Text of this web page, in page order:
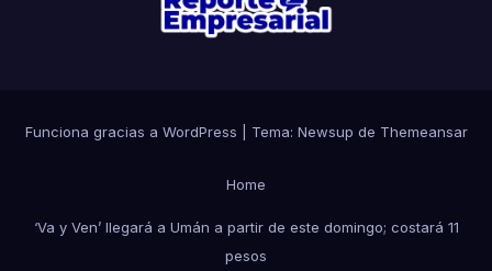
Funciona gracias a WordPress Tema: Newsup de Themeansar
Home
‘Va y Ven’ llegará a Umán a partir de este domingo; costará 11
pesos